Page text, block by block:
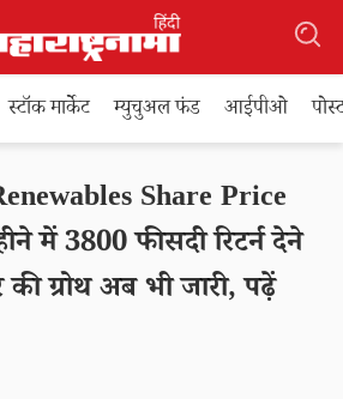
स्टॉक मार्केट म्युचुअल फंड आईपीओ
Share Price
में 3800 फीसदी रिटर्न देने
ग्रोथ अब भी जारी, पढ़ें